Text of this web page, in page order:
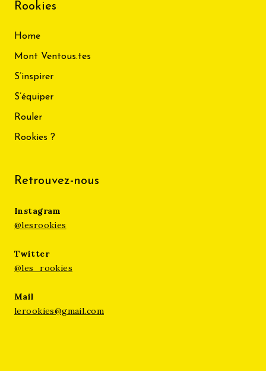
Rookies
Home
Mont Ventous.tes
S’inspirer
S’équiper
Rouler
Rookies ?
Retrouvez-nous
Instagram
@lesrookies
Twitter
@les_rookies
Mail
lerookies@gmail.com